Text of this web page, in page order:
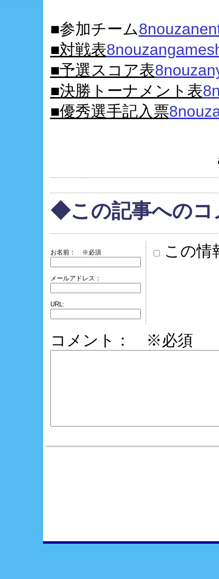
■参加チーム
■対戦表
■予選スコア表
■決勝トーナメント表
■優秀選手記入票
◆この記事へのコ
お名前： ※必須
メールアドレス：
URL:
この情
コメント： ※必須